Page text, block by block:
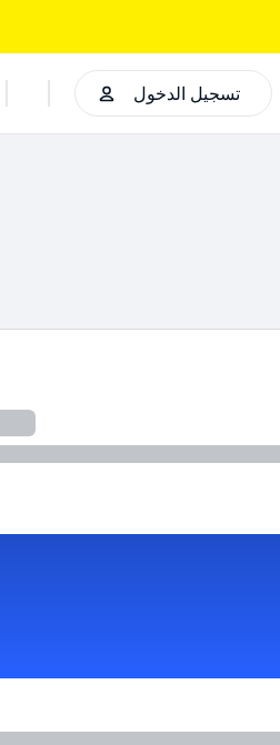
تسجيل الدخول